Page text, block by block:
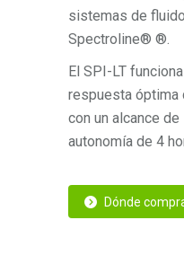
sistemas de
Spectroline® ®.
El SPI-LT
respuesta óptima
con un alcance
autonomía de 4
Dónde